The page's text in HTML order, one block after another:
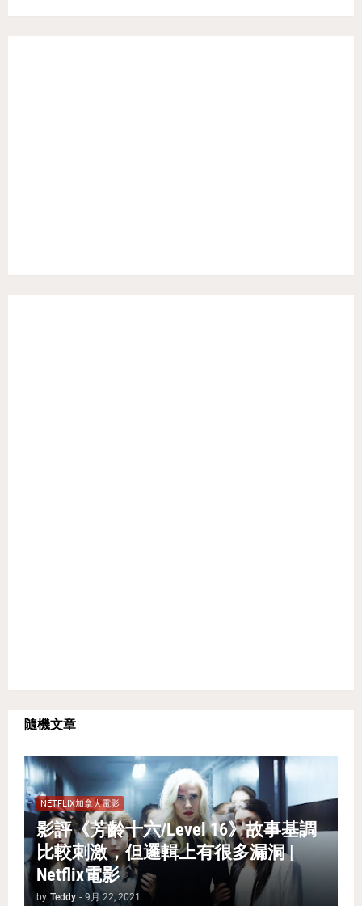
隨機文章
NETFLIX加拿大電影
影評《芳齡十六/Level 16》故事基調
比較刺激，但邏輯上有很多漏洞 |
Netflix電影
by Teddy - 9月 22, 2021